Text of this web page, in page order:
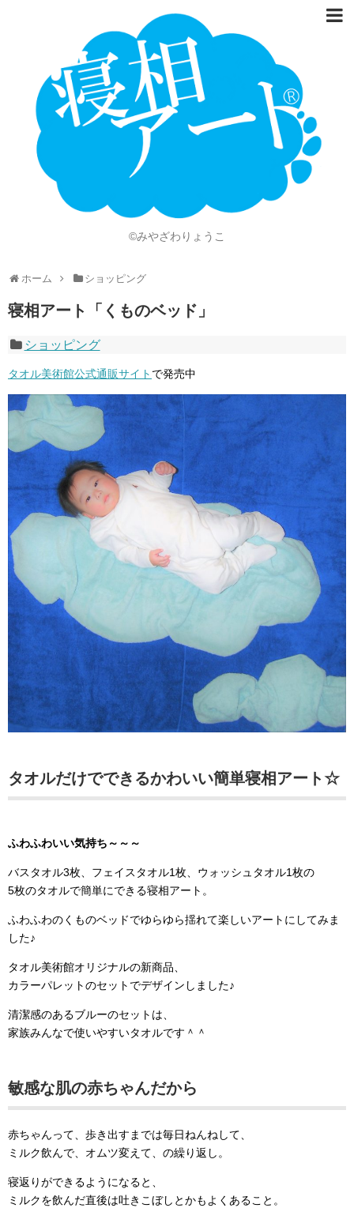
©みやざわりょうこ
ホーム ショッピング
寝相アート「くものベッド」
ショッピング
タオル美術館公式通販サイト で発売中
タオルだけでできるかわいい簡単寝相アート☆
ふわふわいい気持ち～～～
バスタオル3枚、フェイスタオル1枚、ウォッシュタオル1枚の
5枚のタオルで簡単にできる寝相アート。
ふわふわのくものベッドでゆらゆら揺れて楽しいアートにしてみま
した♪
タオル美術館オリジナルの新商品、
カラーパレットのセットでデザインしました♪
清潔感のあるブルーのセットは、
家族みんなで使いやすいタオルです＾＾
敏感な肌の赤ちゃんだから
赤ちゃんって、歩き出すまでは毎日ねんねして、
ミルク飲んで、オムツ変えて、の繰り返し。
寝返りができるようになると、
ミルクを飲んだ直後は吐きこぼしとかもよくあること。
Language
開催情報
動画
ニュース
知的財産権